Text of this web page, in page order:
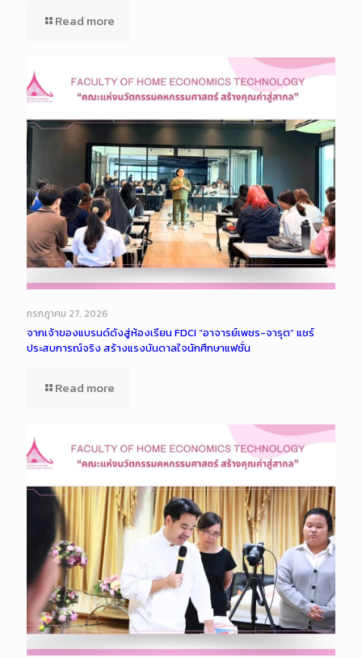
Read more
กรกฎาคม 27, 2026
จากเจ้าของแบรนด์ดังสู่ห้องเรียน FDCI “อาจารย์เพชร-จารุต” แชร์
ประสบการณ์จริง สร้างแรงบันดาลใจนักศึกษาแฟชั่น
Read more